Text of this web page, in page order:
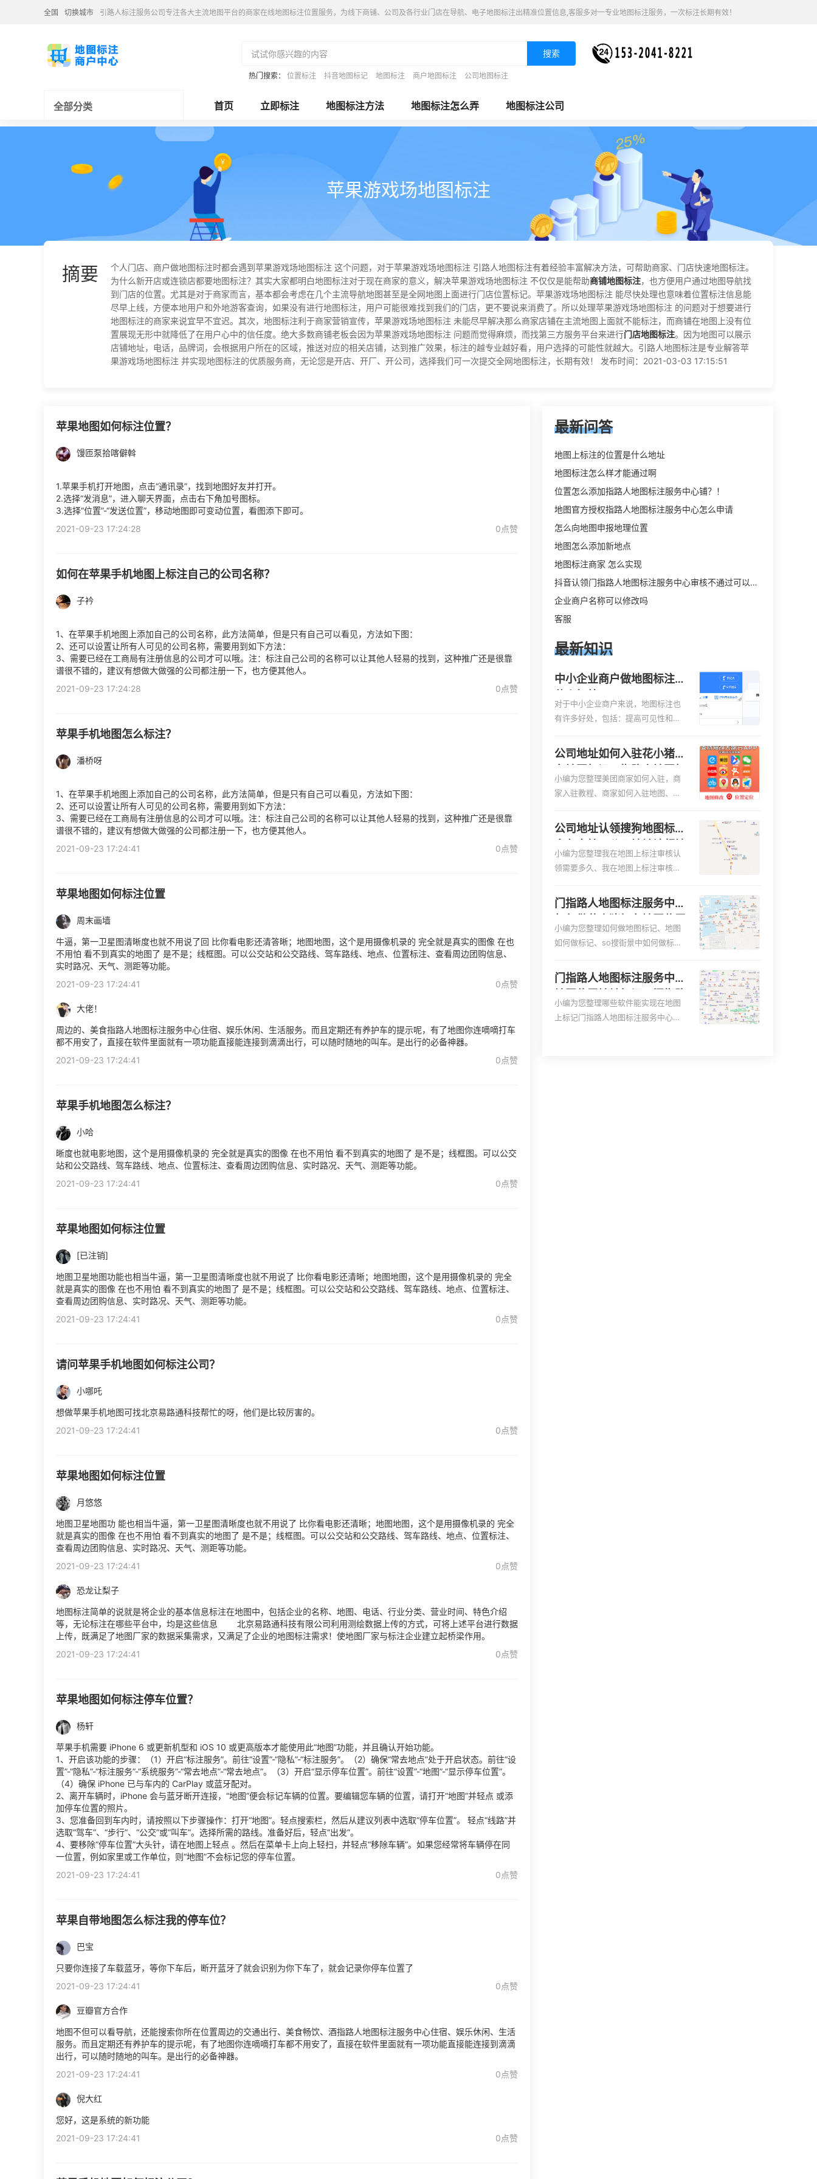
全国 切换城市 引路人标注服务公司专注各大主流地图平台的商家在线地图标注位置服务，为线下商铺、公司及各行业门店在导航、电子地图标注出精准位置信息,客服多对一专业地图标注服务，一次标注长期有效！
搜索
热门搜索： 位置标注 抖音地图标记 地图标注 商户地图标注 公司地图标注
全部分类 首页 立即标注 地图标注方法 地图标注怎么弄 地图标注公司
苹果游戏场地图标注
摘要
个人门店、商户做地图标注时都会遇到苹果游戏场地图标注 这个问题，对于苹果游戏场地图标注 引路人地图标注有着经验丰富解决方法，可帮助商家、门店快速地图标注。
为什么新开店或连锁店都要地图标注？其实大家都明白地图标注对于现在商家的意义，解决苹果游戏场地图标注 不仅仅是能帮助商铺地图标注，也方便用户通过地图导航找
到门店的位置。尤其是对于商家而言，基本都会考虑在几个主流导航地图甚至是全网地图上面进行门店位置标记。苹果游戏场地图标注 能尽快处理也意味着位置标注信息能
尽早上线，方便本地用户和外地游客查询，如果没有进行地图标注，用户可能很难找到我们的门店，更不要说来消费了。所以处理苹果游戏场地图标注 的问题对于想要进行
地图标注的商家来说宜早不宜迟。其次，地图标注利于商家营销宣传，苹果游戏场地图标注 未能尽早解决那么商家店铺在主流地图上面就不能标注，而商铺在地图上没有位
置展现无形中就降低了在用户心中的信任度。绝大多数商铺老板会因为苹果游戏场地图标注 问题而觉得麻烦，而找第三方服务平台来进行门店地图标注。因为地图可以展示
店铺地址，电话，品牌词，会根据用户所在的区域，推送对应的相关店铺，达到推广效果，标注的越专业越好看，用户选择的可能性就越大。引路人地图标注是专业解答苹
果游戏场地图标注 并实现地图标注的优质服务商，无论您是开店、开厂、开公司，选择我们可一次提交全网地图标注，长期有效！ 发布时间：2021-03-03 17:15:51
苹果地图如何标注位置？
馒匝泵拾喀僻斡
1.苹果手机打开地图，点击“通讯录”，找到地图好友并打开。
2.选择“发消息”，进入聊天界面，点击右下角加号图标。
3.选择“位置”-“发送位置”，移动地图即可变动位置，看图添下即可。
2021-09-23 17:24:28
0点赞
如何在苹果手机地图上标注自己的公司名称？
子衿
1、在苹果手机地图上添加自己的公司名称，此方法简单，但是只有自己可以看见，方法如下图：
2、还可以设置让所有人可见的公司名称，需要用到如下方法：
3、需要已经在工商局有注册信息的公司才可以哦。注：标注自己公司的名称可以让其他人轻易的找到，这种推广还是很靠
谱很不错的，建议有想做大做强的公司都注册一下，也方便其他人。
2021-09-23 17:24:28
0点赞
苹果手机地图怎么标注？
潘桥呀
1、在苹果手机地图上添加自己的公司名称，此方法简单，但是只有自己可以看见，方法如下图：
2、还可以设置让所有人可见的公司名称，需要用到如下方法：
3、需要已经在工商局有注册信息的公司才可以哦。注：标注自己公司的名称可以让其他人轻易的找到，这种推广还是很靠
谱很不错的，建议有想做大做强的公司都注册一下，也方便其他人。
2021-09-23 17:24:41
0点赞
苹果地图如何标注位置
周末画墙
牛逼，第一卫星图清晰度也就不用说了回 比你看电影还清答晰；地图地图，这个是用摄像机录的 完全就是真实的图像 在也
不用怕 看不到真实的地图了 是不是；线框图。可以公交站和公交路线、驾车路线、地点、位置标注、查看周边团购信息、
实时路况、天气、测距等功能。
2021-09-23 17:24:41
0点赞
大佬！
周边的、美食指路人地图标注服务中心住宿、娱乐休闲、生活服务。而且定期还有养护车的提示呢，有了地图你连嘀嘀打车
都不用安了，直接在软件里面就有一项功能直接能连接到滴滴出行，可以随时随地的叫车。是出行的必备神器。
2021-09-23 17:24:41
0点赞
苹果手机地图怎么标注？
小哈
晰度也就电影地图，这个是用摄像机录的 完全就是真实的图像 在也不用怕 看不到真实的地图了 是不是；线框图。可以公交
站和公交路线、驾车路线、地点、位置标注、查看周边团购信息、实时路况、天气、测距等功能。
2021-09-23 17:24:41
0点赞
苹果地图如何标注位置
[已注销]
地图卫星地图功能也相当牛逼，第一卫星图清晰度也就不用说了 比你看电影还清晰；地图地图，这个是用摄像机录的 完全
就是真实的图像 在也不用怕 看不到真实的地图了 是不是；线框图。可以公交站和公交路线、驾车路线、地点、位置标注、
查看周边团购信息、实时路况、天气、测距等功能。
2021-09-23 17:24:41
0点赞
请问苹果手机地图如何标注公司？
小哪吒
想做苹果手机地图可找北京易路通科技帮忙的呀，他们是比较厉害的。
2021-09-23 17:24:41
0点赞
苹果地图如何标注位置
月悠悠
地图卫星地图功 能也相当牛逼，第一卫星图清晰度也就不用说了 比你看电影还清晰；地图地图，这个是用摄像机录的 完全
就是真实的图像 在也不用怕 看不到真实的地图了 是不是；线框图。可以公交站和公交路线、驾车路线、地点、位置标注、
查看周边团购信息、实时路况、天气、测距等功能。
2021-09-23 17:24:41
0点赞
恐龙让梨子
地图标注简单的说就是将企业的基本信息标注在地图中，包括企业的名称、地图、电话、行业分类、营业时间、特色介绍
等，无论标注在哪些平台中，均是这些信息 北京易路通科技有限公司利用测绘数据上传的方式，可将上述平台进行数据
上传，既满足了地图厂家的数据采集需求，又满足了企业的地图标注需求！使地图厂家与标注企业建立起桥梁作用。
2021-09-23 17:24:41
0点赞
苹果地图如何标注停车位置？
杨轩
苹果手机需要 iPhone 6 或更新机型和 iOS 10 或更高版本才能使用此“地图”功能，并且确认开始功能。
1、开启该功能的步骤：（1）开启“标注服务”。前往“设置”-“隐私”-“标注服务”。（2）确保“常去地点”处于开启状态。前往“设
置”-“隐私”-“标注服务”-“系统服务”-“常去地点”-“常去地点”。（3）开启“显示停车位置”。前往“设置”-“地图”-“显示停车位置”。
（4）确保 iPhone 已与车内的 CarPlay 或蓝牙配对。
2、离开车辆时，iPhone 会与蓝牙断开连接，“地图”便会标记车辆的位置。要编辑您车辆的位置，请打开“地图”并轻点 或添
加停车位置的照片。
3、您准备回到车内时，请按照以下步骤操作：打开“地图”。轻点搜索栏，然后从建议列表中选取“停车位置”。 轻点“线路”并
选取“驾车”、“步行”、“公交”或“叫车”。选择所需的路线。准备好后，轻点“出发”。
4、要移除“停车位置”大头针，请在地图上轻点 。然后在菜单卡上向上轻扫，并轻点“移除车辆”。如果您经常将车辆停在同
一位置，例如家里或工作单位，则“地图”不会标记您的停车位置。
2021-09-23 17:24:41
0点赞
苹果自带地图怎么标注我的停车位？
巴宝
只要你连接了车载蓝牙，等你下车后，断开蓝牙了就会识别为你下车了，就会记录你停车位置了
2021-09-23 17:24:41
0点赞
豆瓣官方合作
地图不但可以看导航，还能搜索你所在位置周边的交通出行、美食畅饮、酒指路人地图标注服务中心住宿、娱乐休闲、生活
服务。而且定期还有养护车的提示呢，有了地图你连嘀嘀打车都不用安了，直接在软件里面就有一项功能直接能连接到滴滴
出行，可以随时随地的叫车。是出行的必备神器。
2021-09-23 17:24:41
0点赞
倪大红
您好，这是系统的新功能
2021-09-23 17:24:41
0点赞
最新问答
地图上标注的位置是什么地址
地图标注怎么样才能通过啊
位置怎么添加指路人地图标注服务中心铺？！
地图官方授权指路人地图标注服务中心怎么申请
怎么向地图申报地理位置
地图怎么添加新地点
地图标注商家 怎么实现
抖音认领门指路人地图标注服务中心审核不通过可以删除不
企业商户名称可以修改吗
客服
最新知识
中小企业商户做地图标注有
对于中小企业商户来说，地图标注也
有许多好处，包括：提高可见性和曝
置，可以增加商户的可见性和曝光
率。当潜在客户在地图上搜索相关服
务或产品时，能够快速找到标注的商
户位置，增加商户被发现的机会。方
更容易地找到商户的实际位置。特别
是对于新客户或不熟悉该地区的客户
来说，地图标注可以提供明确的导航
指引，减少客户的迷路和浪费时间的
实体指路人地图标注服务中心面的存
在。对于一些客户来说，实体指路人
地
公司地址如何入驻花小猪打
注服务中心铺如何入驻花小
小编为您整理美团商家如何入驻，商
家入驻教程、商家如何入驻地图、如
图、家政公司如何入驻美团相关地图
标注知识，详情可查看下方正文！
公司地址认领搜狗地图标注
图标注多久审核？
小编为您整理我在地图上标注审核认
领需要多久、我在地图上标注审核认
领需要多久i、我在地图上标注审核认
领需要多久Y、搜狗地图标注要多久才
显示相关地图标注知识，详情可查看
下方正文！
门指路人地图标注服务中心
标记？门指路人地图标注服
地址标记？
小编为您整理如何做地图标记、地图
如何做标记、so搜街景中如何做标
到门指路人地图标注服务中心办理手
续的吗、哪些软件能实现在地图上标
记门指路人地图标注服务中心位置相
关地图标注知识，详情可查看下方正
门指路人地图标注服务中心
人地图标注服务中心苹果地
小编为您整理哪些软件能实现在地图
上标记门指路人地图标注服务中心位